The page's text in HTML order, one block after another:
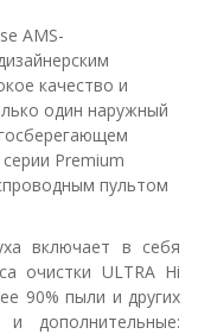
AMS-
качество и
один наружный
Premium
пультом
включает в себя
очистки ULTRA Hi
90% пыли и других
дополнительные: